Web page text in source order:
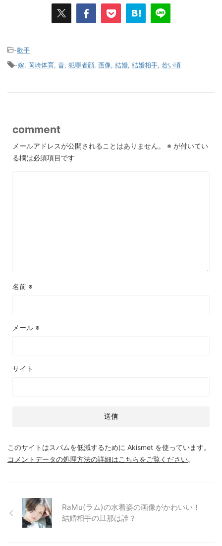
-歌手
-嫁 岡崎体育 昔 犯罪者顔 画像 結婚 結婚相手 若い頃
comment
メールアドレスが公開されることはありません。 ※ が付いてい
る欄は必須項目です
名前 ※
メール ※
サイト
このサイトはスパムを低減するために Akismet を使っています。
コメントデータの処理方法の詳細はこちらをご覧ください。
RaMu(ラム)の水着姿の画像がかわいい！
結婚相手の旦那は誰？